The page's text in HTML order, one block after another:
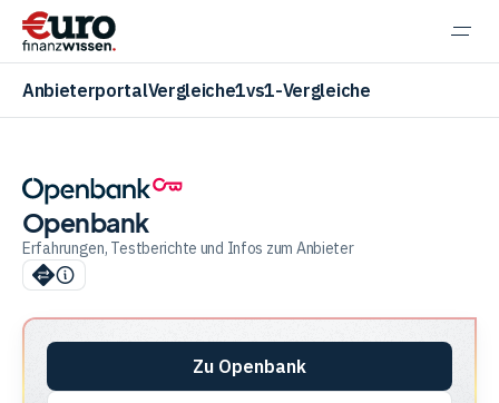
AnbieterportalVergleiche1vs1-Vergleiche
Aktien
ETF
Krypto
Openbank
Erfahrungen, Testberichte und Infos zum Anbieter
Zu Openbank